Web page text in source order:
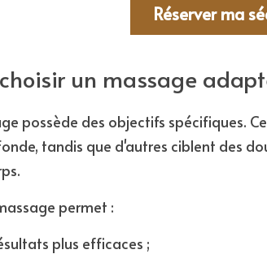
Réserver ma
un massage
possède des objectifs spécifiques.
tandis que d'autres ciblent des
permet :
plus efficaces ;